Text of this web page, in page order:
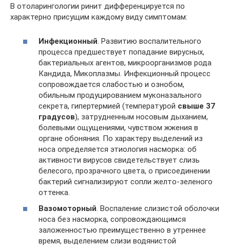
В отоларингологии ринит дифференцируется по
характерно присущим каждому виду симптомам:
Инфекционный. Развитию воспалительного
процесса предшествует попадание вирусных,
бактериальных агентов, микроорганизмов рода
Кандида, Микоплазмы. Инфекционный процесс
сопровождается слабостью и ознобом,
обильным продуцированием муконазального
секрета, гипертермией (температурой свыше 37
градусов), затрудненным носовым дыханием,
болевыми ощущениями, чувством жжения в
органе обоняния. По характеру выделений из
носа определяется этиология насморка: об
активности вирусов свидетельствует слизь
белесого, прозрачного цвета, о присоединении
бактерий сигнализируют сопли желто-зеленого
оттенка.
Вазомоторный. Воспаление слизистой оболочки
носа без насморка, сопровождающимся
заложенностью преимущественно в утреннее
время, выделением слизи водянистой